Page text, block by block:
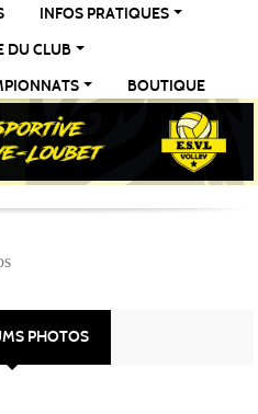
INFOS PRATIQUES
DU CLUB
BOUTIQUE
PHOTOS